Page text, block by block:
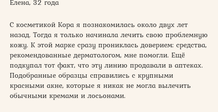
Елена, 32 года
С косметикой Кора я познакомилась около двух лет
назад. Тогда я только начинала лечить свою проблемную
кожу. К этой марке сразу прониклась доверием: средства,
рекомендованные дерматологом, мне помогли. Ещё
подкупал тот факт, что эту линию продавали в аптеках.
Подобранные образцы справились с крупными
красными акне, которые я никак не могла вылечить
обычными кремами и лосьонами.